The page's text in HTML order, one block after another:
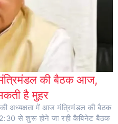
मंत्रिमंडल की बैठक आज,
है मुहर
अध्यक्षता में आज मंत्रिमंडल की बैठक
से शुरू होने जा रही कैबिनेट बैठक